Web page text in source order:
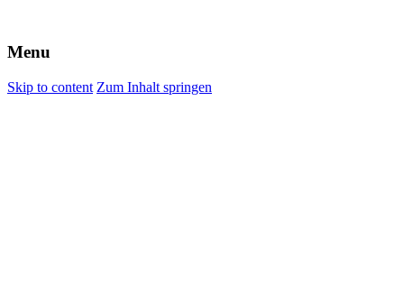
Menu
Skip to content Zum Inhalt springen